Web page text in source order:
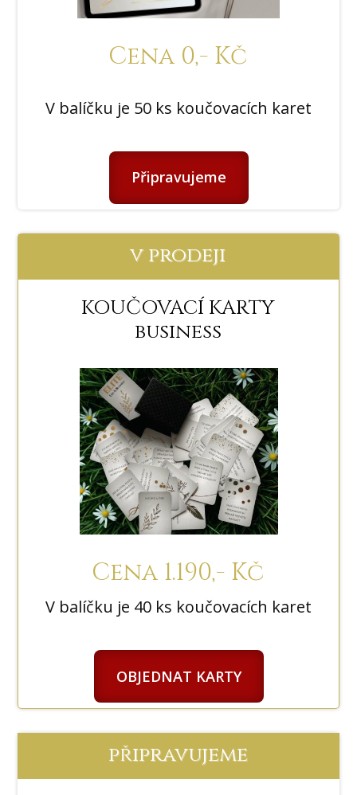
Cena 0,- Kč
V balíčku je 50 ks koučovacích karet
Připravujeme
v prodeji
KOUČOVACÍ KARTY
business
Cena 1.190,- Kč
V balíčku je 40 ks koučovacích karet
OBJEDNAT KARTY
připravujeme